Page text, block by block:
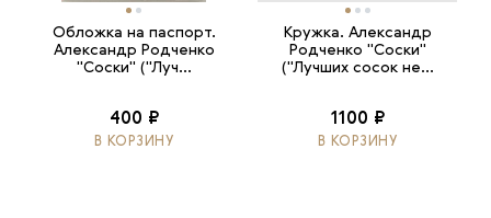
Обложка на паспорт.
Александр Родченко
"Соски" ("Луч...
400 ₽
В КОРЗИНУ
Кружка. Александр
Родченко "Соски"
("Лучших сосок не...
1100 ₽
В КОРЗИНУ